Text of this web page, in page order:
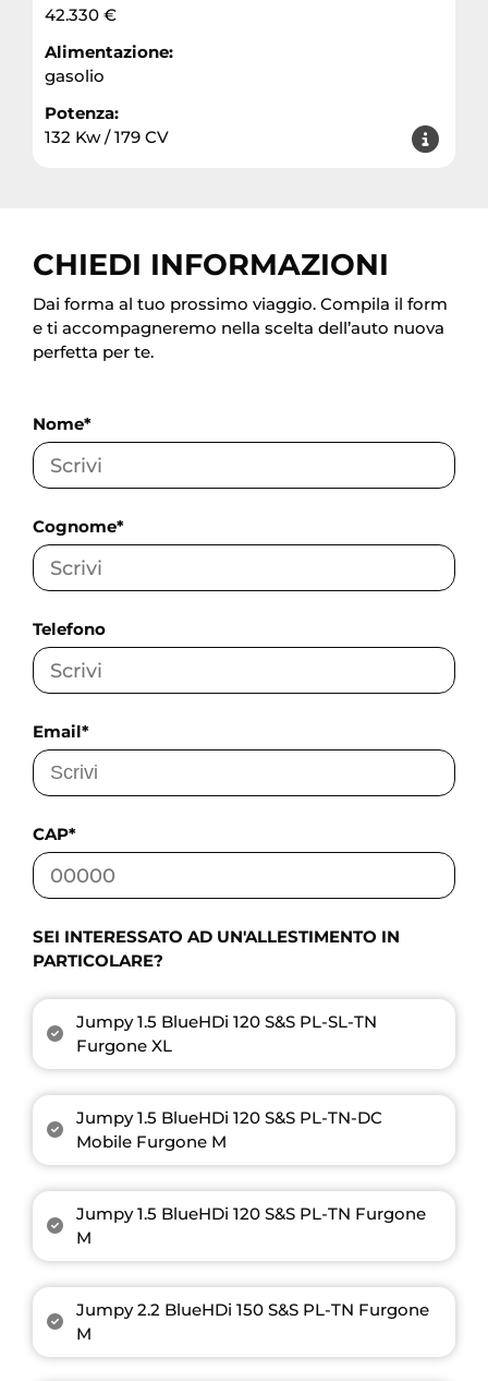
42.330 €
Alimentazione:
gasolio
Potenza:
132 Kw / 179 CV
CHIEDI INFORMAZIONI
Dai forma al tuo prossimo viaggio. Compila il form
e ti accompagneremo nella scelta dell’auto nuova
perfetta per te.
Nome*
Cognome*
Telefono
Email*
CAP*
SEI INTERESSATO AD UN'ALLESTIMENTO IN
PARTICOLARE?
Jumpy 1.5 BlueHDi 120 S&S PL-SL-TN
Furgone XL
Jumpy 1.5 BlueHDi 120 S&S PL-TN-DC
Mobile Furgone M
Jumpy 1.5 BlueHDi 120 S&S PL-TN Furgone
M
Jumpy 2.2 BlueHDi 150 S&S PL-TN Furgone
M